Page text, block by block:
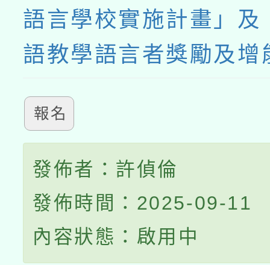
語言學校實施計畫」及
語教學語言者獎勵及增
報名
發佈者：許偵倫
發佈時間：2025-09-11
內容狀態：啟用中